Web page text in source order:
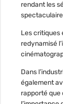
rendant les
Les critiques
redynamisé
Dans
également
rapporté que